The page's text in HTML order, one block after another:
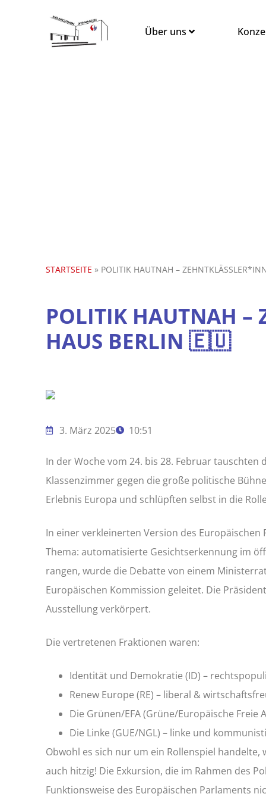
Über uns
STARTSEITE » POLITIK HAUTNAH –
POLITIK HAUTNAH –
HAUS BERLIN 🇪🇺
3. März 2025 10:51
In der Woche vom 24. bis 28. Februar
Klassenzimmer gegen die große politische
Erlebnis Europa und schlüpften selbst in die
In einer verkleinerten Version des
Thema: automatisierte Gesichtserkennung im
rangen, wurde die Debatte von einem
Europäischen Kommission geleitet. Die
Ausstellung verkörpert.
Die vertretenen Fraktionen waren:
Identität und Demokratie (ID) –
Renew Europe (RE) – liberal &
Die Grünen/EFA (Grüne/Europäische Freie
Die Linke (GUE/NGL) – linke und
Obwohl es sich nur um ein Rollenspiel
auch hitzig! Die Exkursion, die im Rahmen des
Funktionsweise des Europäischen Parlaments